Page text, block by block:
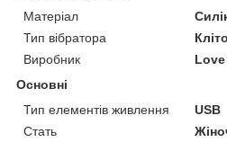
Матеріал
Тип вібратора
Виробник
Основні
Тип елементів живлення
USB
Стать